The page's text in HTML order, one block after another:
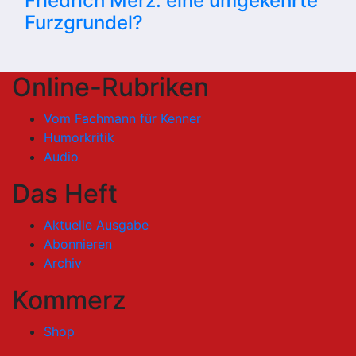
Furzgrundel?
Online-Rubriken
Vom Fachmann für Kenner
Humorkritik
Audio
Das Heft
Aktuelle Ausgabe
Abonnieren
Archiv
Kommerz
Shop